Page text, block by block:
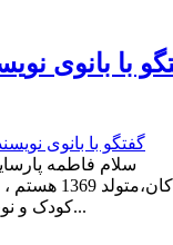
با بانوی
سلام فاطمه
کودک و نوجوان،نویسنده ی کتاب گنج تربیت.از تمام زن...